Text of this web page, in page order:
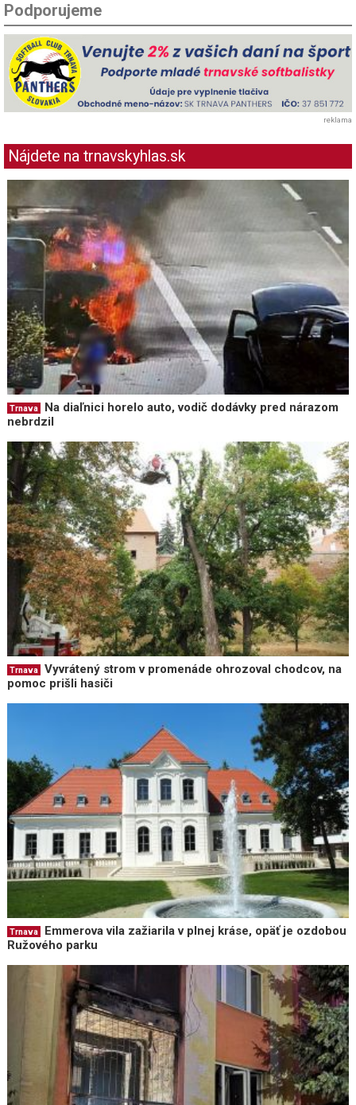
Podporujeme
reklama
Nájdete na trnavskyhlas.sk
Trnava
Na diaľnici horelo auto, vodič dodávky pred nárazom
nebrdzil
Trnava
Vyvrátený strom v promenáde ohrozoval chodcov, na
pomoc prišli hasiči
Trnava
Emmerova vila zažiarila v plnej kráse, opäť je ozdobou
Ružového parku